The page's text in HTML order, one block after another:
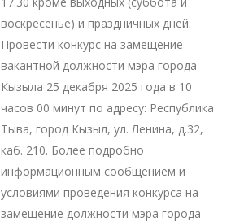
воскресенье) и праздничных дней.
Провести конкурс на замещение
вакантной должности мэра города
Кызыла 25 декабря 2025 года в 10
часов 00 минут по адресу: Республика
Тыва, город Кызыл, ул. Ленина, д.32,
каб. 210. Более подробно
информационным сообщением и
условиями проведения конкурса на
замещение должности мэра города